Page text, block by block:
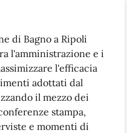
di Bagno a Ripoli
l'amministrazione e i
l'efficacia
adottati dal
il mezzo dei
stampa,
e momenti di